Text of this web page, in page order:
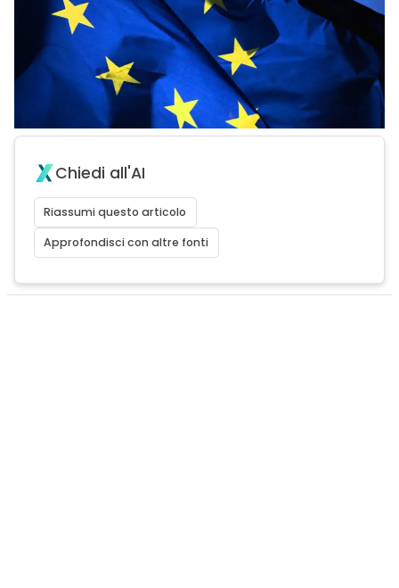
Chiedi all'AI
Riassumi questo articolo
Approfondisci con altre fonti